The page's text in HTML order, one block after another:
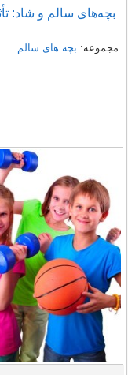
بچه‌های سالم و شاد:
مجموعه: بچه های سالم